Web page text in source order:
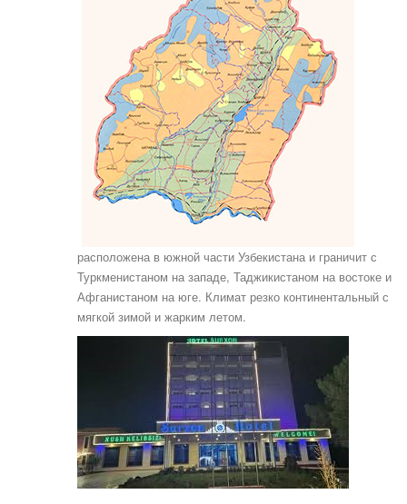
расположена в южной части Узбекистана и граничит с
Туркменистаном на западе, Таджикистаном на востоке и
Афганистаном на юге. Климат резко континентальный с
мягкой зимой и жарким летом.